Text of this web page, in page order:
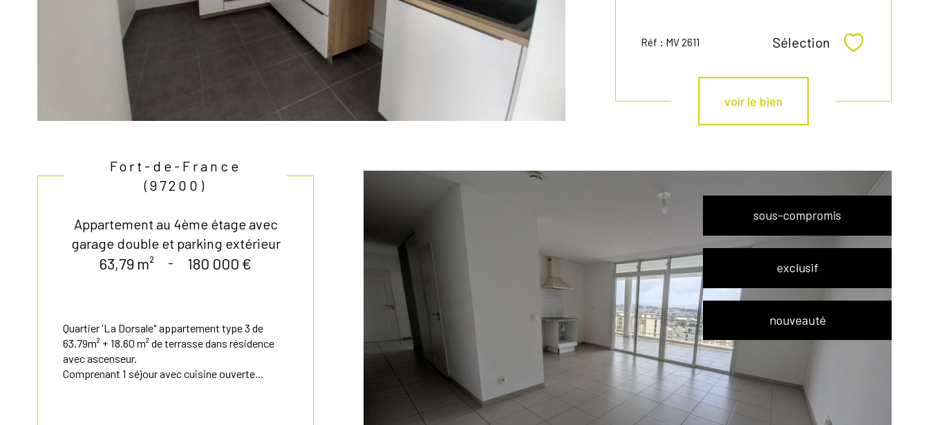
Réf : MV 2611 Sélection Sélectionner
voir le bien
sous-compromis
exclusif
nouveauté
Fort-de-France
(97200)
Appartement au 4ème étage avec
garage double et parking extérieur
63,79 m² - 180 000 €
Quartier 'La Dorsale" appartement type 3 de
63.79m² + 18.60 m² de terrasse dans résidence
avec ascenseur.
Comprenant 1 séjour avec cuisine ouverte...